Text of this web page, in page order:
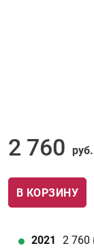
2 760 руб.
В КОРЗИНУ
2021 2 760